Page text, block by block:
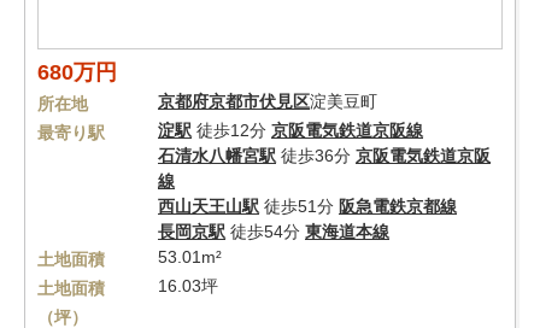
680万円
所在地 京都府京都市伏見区淀美豆町
最寄り駅
淀駅 徒歩12分 京阪電気鉄道京阪線
石清水八幡宮駅 徒歩36分 京阪電気鉄道京阪
線
西山天王山駅 徒歩51分 阪急電鉄京都線
長岡京駅 徒歩54分 東海道本線
土地面積
53.01m²
土地面積
（坪）
16.03坪